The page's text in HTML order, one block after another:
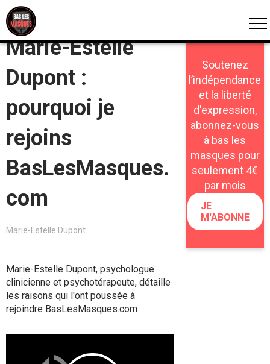
FRANCE
Marie-Estelle
Dupont :
pourquoi je
rejoins
BasLesMasques.
com
Marie-Estelle Dupont
Marie-Estelle Dupont, psychologue
clinicienne et psychotérapeute, détaille
les raisons qui l'ont poussée à
rejoindre BasLesMasques.com
Soutenez
l’indépendance
et la liberté
d'expression,
abonnez-vous
à bas les
masques pour
seulement 4€
par mois
JE
M'ABONNE